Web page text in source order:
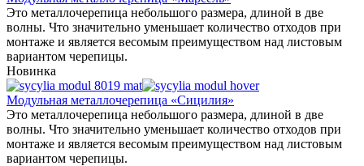
Это металлочерепица небольшого размера, длиной в две
волны. Что значительно уменьшает количество отходов при
монтаже и является весомым преимуществом над листовым
вариантом черепицы.
Новинка
Модульная металлочерепица «Сицилия»
Это металлочерепица небольшого размера, длиной в две
волны. Что значительно уменьшает количество отходов при
монтаже и является весомым преимуществом над листовым
вариантом черепицы.